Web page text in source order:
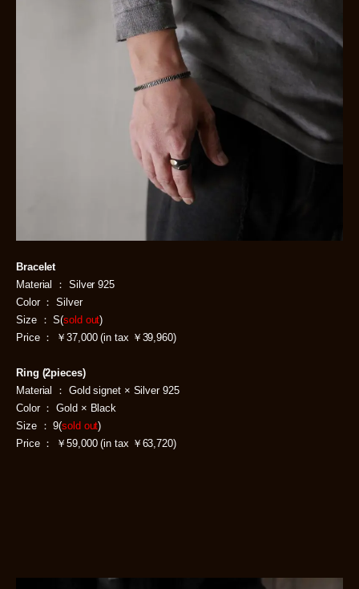
Bracelet
Material ： Silver 925
Color ： Silver
Size ： S(sold out)
Price ： ￥37,000 (in tax ￥39,960)
Ring (2pieces)
Material ： Gold signet × Silver 925
Color ： Gold × Black
Size ： 9(sold out)
Price ： ￥59,000 (in tax ￥63,720)